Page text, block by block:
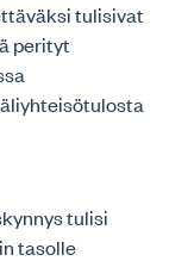
tulisivat
perityt
tulisi
tasolle